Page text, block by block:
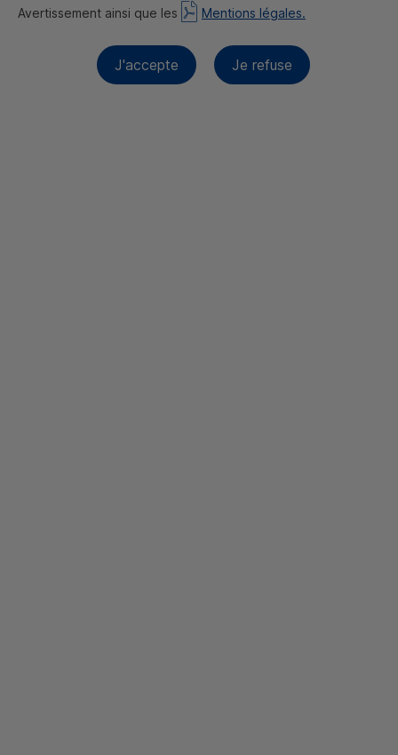
Avertissement ainsi que les
Mentions légales.
J'accepte Je refuse